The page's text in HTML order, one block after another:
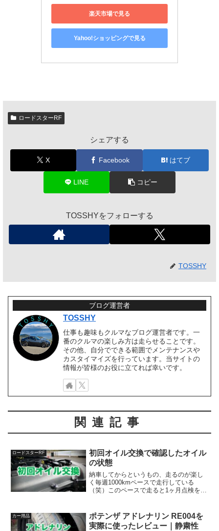
楽天市場で見る
Yahoo!ショッピングで見る
ロードスターRF
シェアする
X Facebook はてブ
LINE コピー
TOSSHYをフォローする
TOSSHY
ブログ運営者
TOSSHY
仕事も趣味もクルマなブログ運営者です。一
番のクルマの楽しみ方は走らせることです。
その他、自分でできる範囲でメンテナンスや
カスタイマイズを行っています。当サイトの
情報が皆様のお役に立てれば幸いです。
関連記事
ロードスターRF
初回オイル交換で確認したオイル
の状態
納車してからというもの、走るのが楽し
く毎週1000kmペースで走行している
（笑）このペースで走ると1ヶ月点検を本
流石にそれは走り過ぎなので、その手前
である納車2...
カー用品
ポテンザ アドレナリン RE004を
実際に使ったレビュー｜静粛性